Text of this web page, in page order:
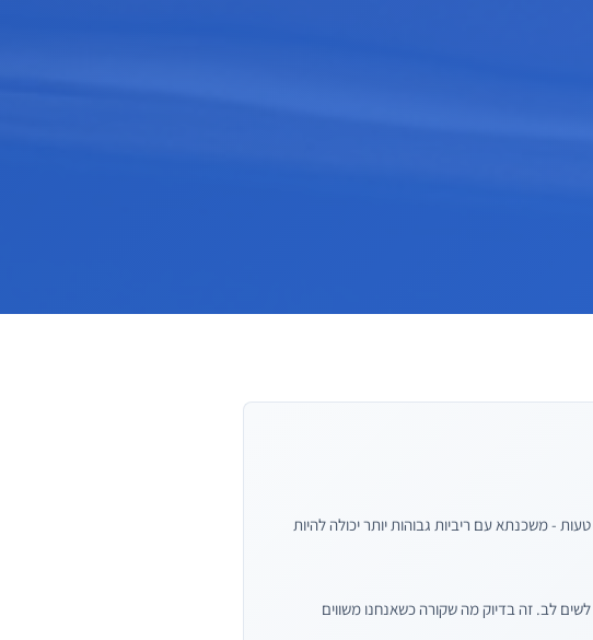
- משכנתא עם ריביות גבוהות יותר יכולה להיות
לב. זה בדיוק מה שקורה כשאנחנו משווים